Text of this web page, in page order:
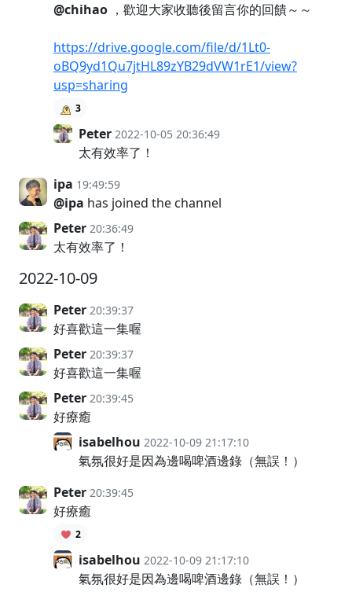
@chihao ，歡迎大家收聽後留言你的回饋～～
https://drive.google.com/file/d/1Lt0-
oBQ9yd1Qu7jtHL89zYB29dVW1rE1/view?
usp=sharing
3
Peter 2022-10-05 20:36:49
太有效率了！
ipa 19:49:59
@ipa has joined the channel
Peter 20:36:49
太有效率了！
2022-10-09
Peter 20:39:37
好喜歡這一集喔
Peter 20:39:37
好喜歡這一集喔
Peter 20:39:45
好療癒
isabelhou 2022-10-09 21:17:10
氣氛很好是因為邊喝啤酒邊錄（無誤！）
Peter 20:39:45
好療癒
2
isabelhou 2022-10-09 21:17:10
氣氛很好是因為邊喝啤酒邊錄（無誤！）